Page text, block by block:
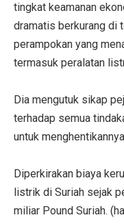
tingkat keamanan
dramatis berkurang di
perampokan yang
termasuk peralatan
Dia mengutuk sikap
terhadap semua
untuk
Diperkirakan biaya
listrik di Suriah sejak
miliar Pound Suriah.